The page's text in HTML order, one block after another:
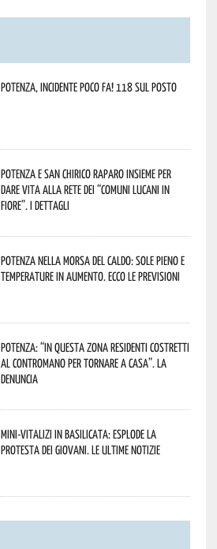
Potenza, incidente poco fa! 118 sul posto
Potenza e San Chirico Raparo insieme per
dare vita alla rete dei “Comuni Lucani in
Fiore”. I dettagli
Potenza nella morsa del caldo: sole pieno e
temperature in aumento. Ecco le previsioni
Potenza: “In questa zona residenti costretti
al contromano per tornare a casa”. La
denuncia
Mini-vitalizi in Basilicata: esplode la
protesta dei giovani. Le ultime notizie